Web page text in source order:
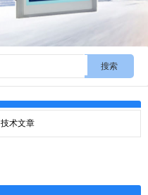
搜索
技术文章